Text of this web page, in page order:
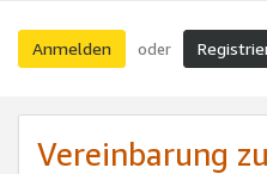
Anmelden oder
Vereinbarung